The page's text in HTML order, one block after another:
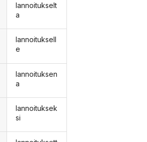
lannoitukselt
a
lannoituksell
e
lannoituksen
a
lannoituksek
si